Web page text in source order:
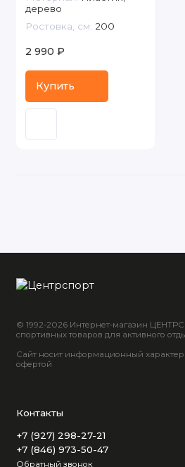
дерево
Ростовка, см: 200
2 990 ₽
Купить
© 1992-2026 Интернет-магазин
спортивных товаров для активного
Сайт носит информационный
офертой
Контакты
+7 (927) 298-27-21
+7 (846) 973-50-47
Обратный звонок